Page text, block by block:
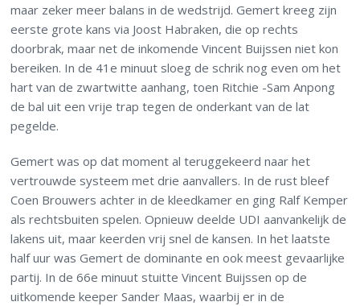
maar zeker meer balans in de wedstrijd. Gemert kreeg zijn
eerste grote kans via Joost Habraken, die op rechts
doorbrak, maar net de inkomende Vincent Buijssen niet kon
bereiken. In de 41e minuut sloeg de schrik nog even om het
hart van de zwartwitte aanhang, toen Ritchie -Sam Anpong
de bal uit een vrije trap tegen de onderkant van de lat
pegelde.
Gemert was op dat moment al teruggekeerd naar het
vertrouwde systeem met drie aanvallers. In de rust bleef
Coen Brouwers achter in de kleedkamer en ging Ralf Kemper
als rechtsbuiten spelen. Opnieuw deelde UDI aanvankelijk de
lakens uit, maar keerden vrij snel de kansen. In het laatste
half uur was Gemert de dominante en ook meest gevaarlijke
partij. In de 66e minuut stuitte Vincent Buijssen op de
uitkomende keeper Sander Maas, waarbij er in de